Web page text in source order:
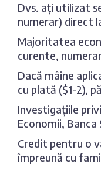
Dvs. ați utilizat
numerar) direct
Majoritatea
curente,
Dacă mâine
cu plată ($1-2),
Investigațiile
Economii, Banca
Credit pentru o
împreună cu